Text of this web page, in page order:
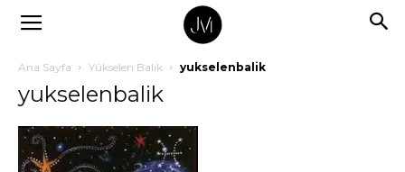
Ana Sayfa Yükselen Balık yukselenbalik
yukselenbalik